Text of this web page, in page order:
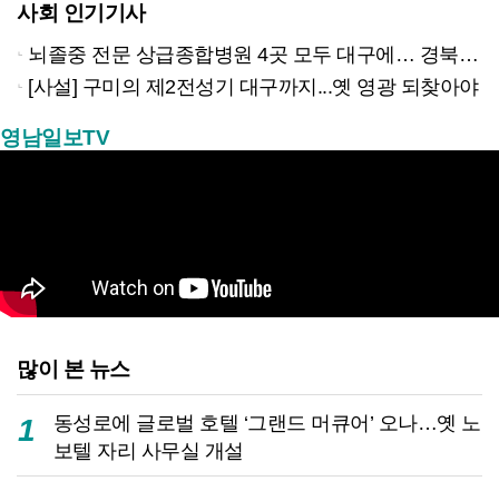
사회 인기기사
뇌졸중 전문 상급종합병원 4곳 모두 대구에… 경북은 골든타임 사각지대
[사설] 구미의 제2전성기 대구까지...옛 영광 되찾아야
영남일보TV
많이 본 뉴스
1
동성로에 글로벌 호텔 ‘그랜드 머큐어’ 오나…옛 노
보텔 자리 사무실 개설